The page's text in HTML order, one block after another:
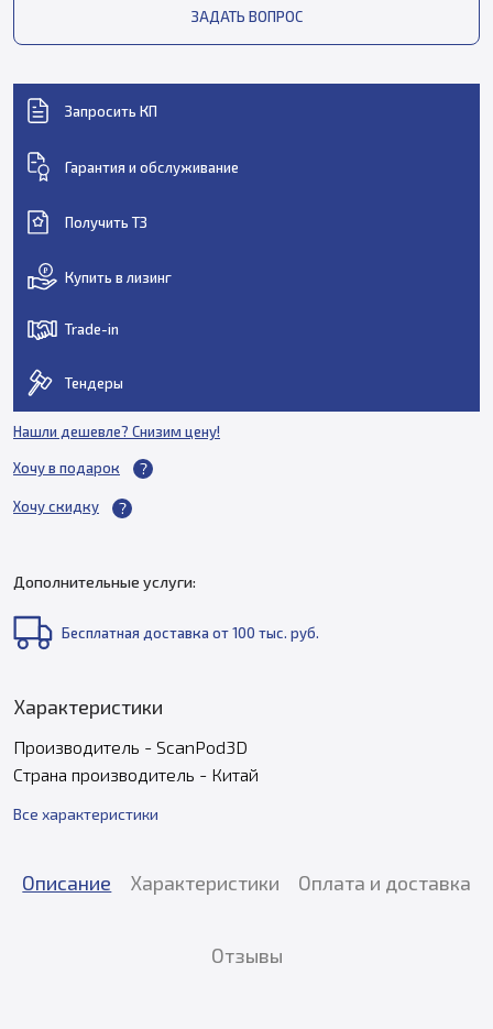
ЗАДАТЬ ВОПРОС
Запросить КП
Гарантия и обслуживание
Получить ТЗ
Купить в лизинг
Trade-in
Тендеры
Нашли дешевле? Снизим цену!
Хочу в подарок
Хочу скидку
Дополнительные услуги:
Бесплатная доставка от 100 тыс. руб.
Характеристики
Производитель - ScanPod3D
Страна производитель - Китай
Все характеристики
Описание Характеристики Оплата и доставка
Отзывы